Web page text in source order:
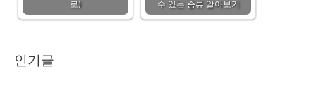
로)
수 있는 종류 알아보기
인기글